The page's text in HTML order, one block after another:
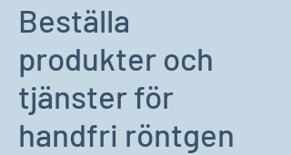
Beställa
produkter och
tjänster för
handfri röntgen